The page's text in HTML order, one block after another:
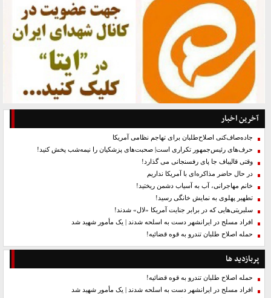
آخرین اخبار
جاده‌صاف‌کنی اصلاح‌طلبان برای تهاجم نظامی آمریکا
حرف‌های رئیس‌جمهور تکراری است| صحبت‌های پزشکیان را نیمه‌شب پخش کنید!
وقتی قالیباف جا پای رفسنجانی می گذارد!
در حال حاضر مذاکره‌ای با آمریکا نداریم
خانم مهاجرانی، آب به آسیاب دشمن ریختید!
تطهیر پهلوی به نمایش خانگی رسید!
سلبریتی‌هایی که در برابر جنایت آمریکا «لال» شدند!
افراد مسلح در ایرانشهر دست به اسلحه شدند | یک مأمور شهید شد
حمله اصلاح طلبان تندرو به قوه قضائیه!
پربازدید ها
حمله اصلاح طلبان تندرو به قوه قضائیه!
افراد مسلح در ایرانشهر دست به اسلحه شدند | یک مأمور شهید شد